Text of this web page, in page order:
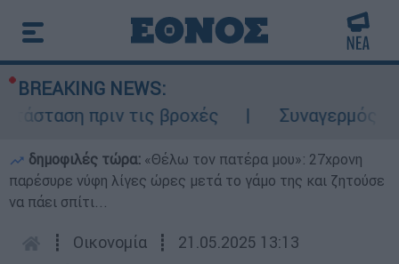
BREAKING NEWS:
πριν τις βροχές
Συναγερμός
δημοφιλές τώρα: «Θέλω τον πατέρα μου»: 27χρονη
παρέσυρε νύφη λίγες ώρες μετά το γάμο της και ζητούσε
να πάει σπίτι...
┋ Οικονομία ┋ 21.05.2025 13:13